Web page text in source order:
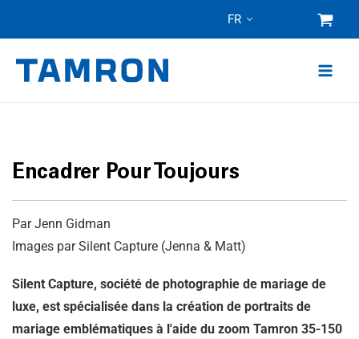
content
FR
Encadrer Pour Toujours
Par Jenn Gidman
Images par Silent Capture (Jenna & Matt)
Silent Capture, société de photographie de mariage de
luxe, est spécialisée dans la création de portraits de
mariage emblématiques à l'aide du zoom Tamron 35-150